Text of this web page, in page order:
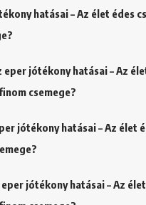
hatásai – Az élet édes
eper jótékony hatásai – Az
csemege?
jótékony hatásai – Az élet
eper jótékony hatásai – Az